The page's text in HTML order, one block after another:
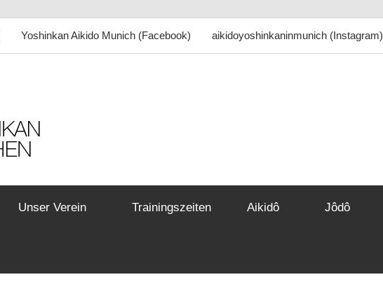
Yoshinkan Aikido Munich (Facebook) aikidoyoshinkaninmunich (Instagram)
e.V.
München
Unser Verein Trainingszeiten Aikidô Jôdô